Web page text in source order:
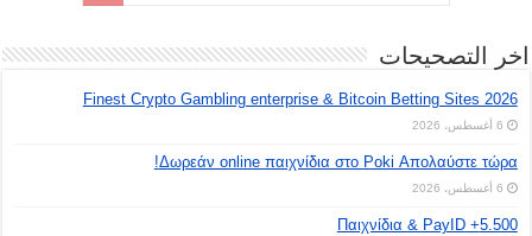
اخر التصحيحات
Finest Crypto Gambling enterprise & Bitcoin Betting Sites 2026
6 أغسطس، 2026
Δωρεάν online παιχνίδια στο Poki Απολαύστε τώρα!
6 أغسطس، 2026
5.500+ Παιχνίδια & PayID